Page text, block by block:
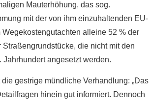
Mauterhöhung, das sog.
mit der von ihm einzuhaltenden EU-
alleine 52 % der
die nicht mit den
angesetzt werden.
gestrige mündliche Verhandlung: „Das
hinein gut informiert. Dennoch